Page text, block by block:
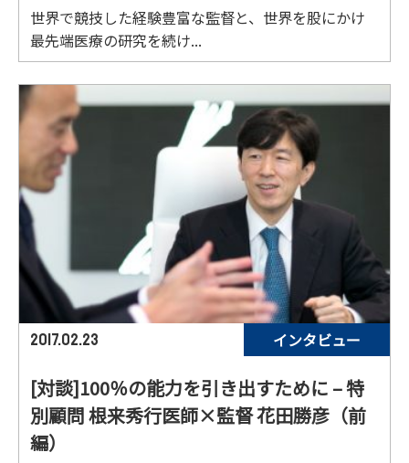
世界で競技した経験豊富な監督と、世界を股にかけ
最先端医療の研究を続け...
2017.02.23 インタビュー
[対談]100％の能力を引き出すために – 特
別顧問 根来秀行医師×監督 花田勝彦（前
編）